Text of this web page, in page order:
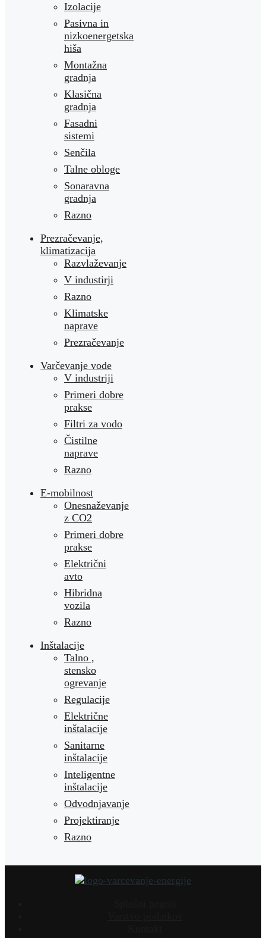
Izolacije
Pasivna in
nizkoenergetska
hiša
Montažna
gradnja
Klasična
gradnja
Fasadni
sistemi
Senčila
Talne obloge
Sonaravna
gradnja
Razno
Prezračevanje,
klimatizacija
Razvlaževanje
V industirji
Razno
Klimatske
naprave
Prezračevanje
Varčevanje vode
V industriji
Primeri dobre
prakse
Filtri za vodo
Čistilne
naprave
Razno
E-mobilnost
Onesnaževanje
z CO2
Primeri dobre
prakse
Električni
avto
Hibridna
vozila
Razno
Inštalacije
Talno ,
stensko
ogrevanje
Regulacije
Električne
inštalacije
Sanitarne
inštalacije
Inteligentne
inštalacije
Odvodnjavanje
Projektiranje
Razno